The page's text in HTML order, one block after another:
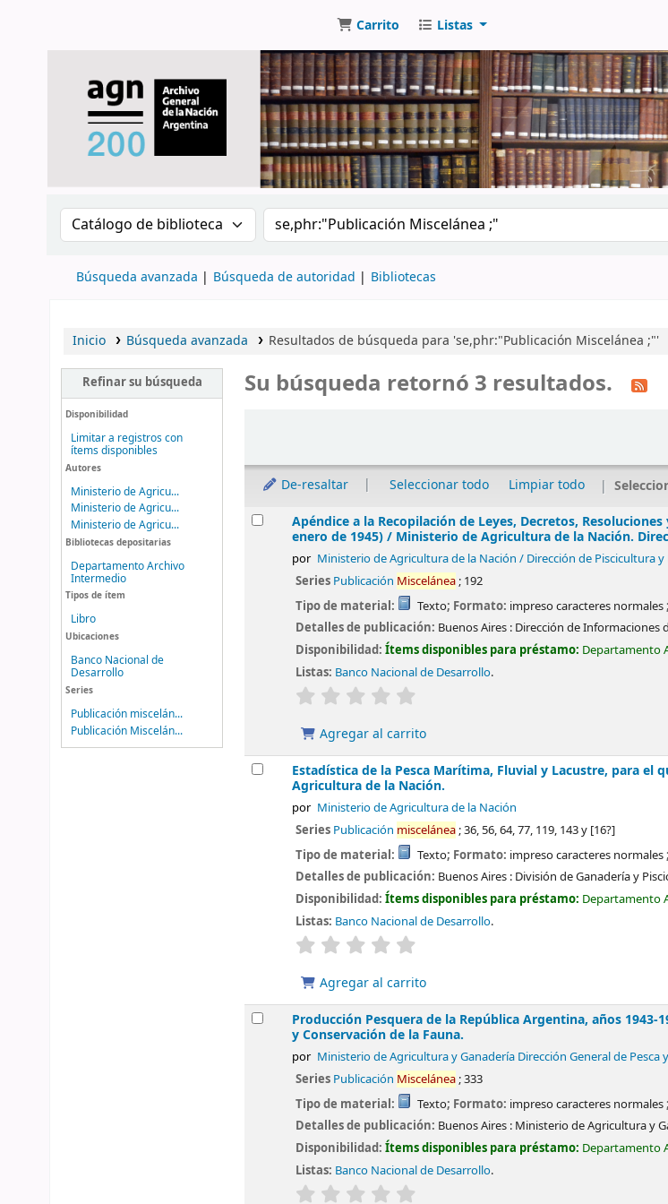
Carrito Listas
Buscar en el catálogo por: Buscar en el catálogo
Búsqueda avanzada Búsqueda de autoridad Bibliotecas
Inicio Búsqueda avanzada Resultados de búsqueda para 'se,phr:"Publicación Miscelánea ;"'
Refinar su búsqueda
Disponibilidad
Limitar a registros con
ítems disponibles
Autores
Ministerio de Agricu...
Ministerio de Agricu...
Ministerio de Agricu...
Bibliotecas depositarias
Departamento Archivo
Intermedio
Tipos de ítem
Libro
Ubicaciones
Banco Nacional de
Desarrollo
Series
Publicación miscelán...
Publicación Miscelán...
Su búsqueda retornó 3 resultados.
De-resaltar Seleccionar todo Limpiar todo
ResultadosApéndice a la Recopilación de Leyes, Decretos,
enero de 1945) / Ministerio de Agricultura de la Nación.
por Ministerio de Agricultura de la Nación / Dirección de Piscicultura y
Series Publicación Miscelánea; 192
Tipo de material:
Texto; Formato: impreso caracteres normales
Detalles de publicación: Buenos Aires : Dirección de Informaciones
Disponibilidad:Ítems disponibles para préstamo: Departamento
Listas: Banco Nacional de Desarrollo.
valoración
Agregar al carrito
Estadística de la Pesca Marítima, Fluvial y Lacustre, para el
Agricultura de la Nación.
por Ministerio de Agricultura de la Nación
Series Publicación miscelánea; 36, 56, 64, 77, 119, 143 y [16?]
Tipo de material:
Texto; Formato: impreso caracteres normales
Detalles de publicación: Buenos Aires : División de Ganadería y
Disponibilidad:Ítems disponibles para préstamo: Departamento
Listas: Banco Nacional de Desarrollo.
valoración
Agregar al carrito
Producción Pesquera de la República Argentina, años 1943-
y Conservación de la Fauna.
por Ministerio de Agricultura y Ganadería Dirección General de Pesca
Series Publicación Miscelánea; 333
Tipo de material:
Texto; Formato: impreso caracteres normales
Detalles de publicación: Buenos Aires : Ministerio de Agricultura y
Disponibilidad:Ítems disponibles para préstamo: Departamento
Listas: Banco Nacional de Desarrollo.
valoración